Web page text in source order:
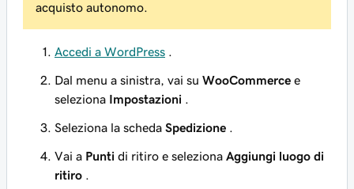
acquisto autonomo.
Accedi a WordPress
Dal menu a sinistra, vai su WooCommerce e
seleziona Impostazioni
Seleziona la scheda Spedizione
Vai a Punti di ritiro e seleziona Aggiungi luogo di
ritiro